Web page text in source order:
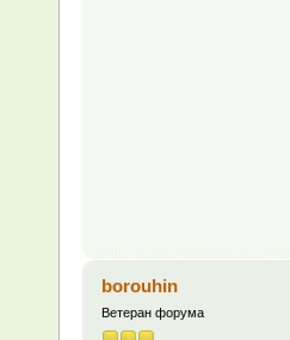
borouhin
Ветеран форума